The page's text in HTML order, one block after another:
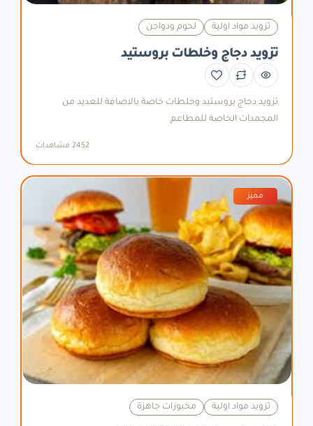
تزويد مواد اولية لحوم ودواجن
تزويد دجاج وخلطات بروستيد
تزويد دجاج بروستيد وخلطات خاصة بالاضافة للعديد من
المجمدات الخاصة للمطاعم
2452 مشاهدات
مميز
تزويد مواد اولية مخبوزات جاهزة